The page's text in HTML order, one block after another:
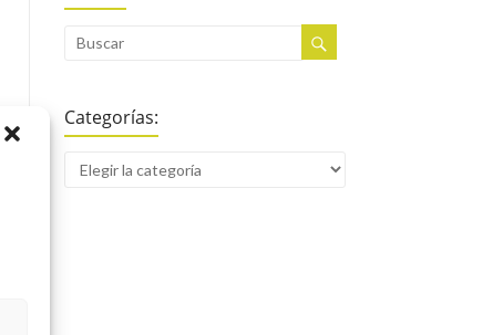
Categorías: